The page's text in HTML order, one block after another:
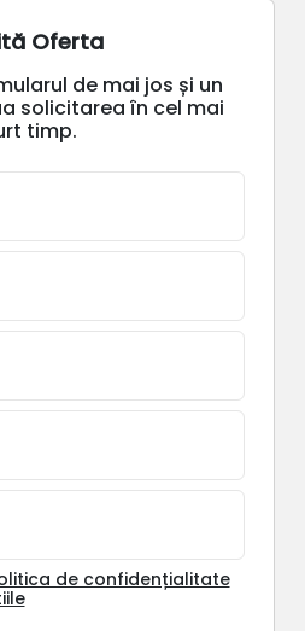
Oferta
de mai jos și un
solicitarea în cel mai
timp.
de confidențialitate